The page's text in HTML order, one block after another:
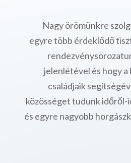
Nagy örömünkre
egyre több érdeklődő
jelenlétével és hogy a
családjaik
közösséget tudunk időről-
és egyre nagyobb